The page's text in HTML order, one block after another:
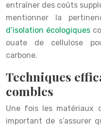
entraîner des coûts
mentionner la
d’isolation écologiques
ouate de cellulose
carbone.
Techniques
combles
Une fois les matériaux
important de s’assurer